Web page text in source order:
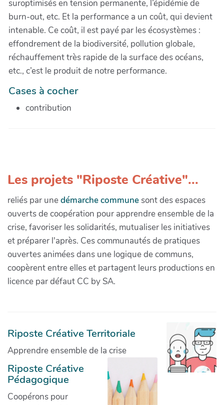
suroptimisés en tension permanente, l’épidémie de
burn-out, etc. Et la performance a un coût, qui devient
intenable. Ce coût, il est payé par les écosystèmes :
effondrement de la biodiversité, pollution globale,
réchauffement très rapide de la surface des océans,
etc., c’est le produit de notre performance.
Cases à cocher
contribution